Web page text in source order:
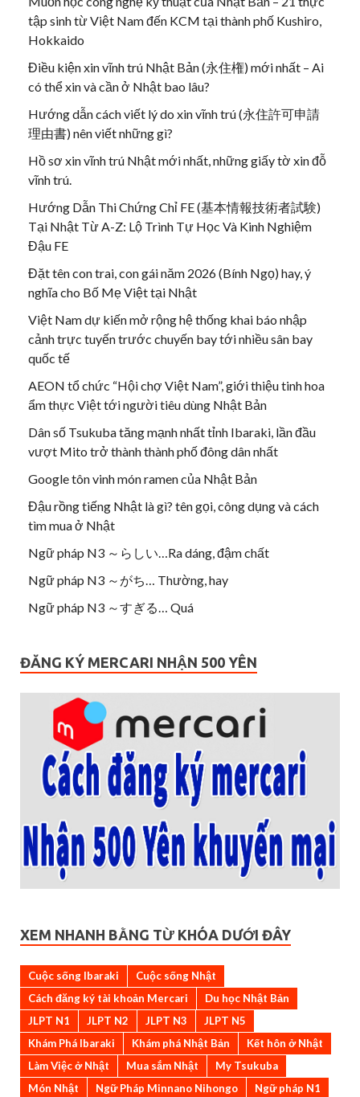
tập sinh từ Việt Nam đến KCM tại thành phố Kushiro,
Hokkaido
Điều kiện xin vĩnh trú Nhật Bản (永住権) mới nhất – Ai
có thể xin và cần ở Nhật bao lâu?
Hướng dẫn cách viết lý do xin vĩnh trú (永住許可申請
理由書) nên viết những gì?
Hồ sơ xin vĩnh trú Nhật mới nhất, những giấy tờ xin đỗ
vĩnh trú.
Hướng Dẫn Thi Chứng Chỉ FE (基本情報技術者試験)
Tại Nhật Từ A-Z: Lộ Trình Tự Học Và Kinh Nghiệm
Đậu FE
Đặt tên con trai, con gái năm 2026 (Bính Ngọ) hay, ý
nghĩa cho Bố Mẹ Việt tại Nhật
Việt Nam dự kiến mở rộng hệ thống khai báo nhập
cảnh trực tuyến trước chuyến bay tới nhiều sân bay
quốc tế
AEON tổ chức “Hội chợ Việt Nam”, giới thiệu tinh hoa
ẩm thực Việt tới người tiêu dùng Nhật Bản
Dân số Tsukuba tăng mạnh nhất tỉnh Ibaraki, lần đầu
vượt Mito trở thành thành phố đông dân nhất
Google tôn vinh món ramen của Nhật Bản
Đậu rồng tiếng Nhật là gì? tên gọi, công dụng và cách
tìm mua ở Nhật
Ngữ pháp N3 ～らしい…Ra dáng, đậm chất
Ngữ pháp N3 ～がち… Thường, hay
Ngữ pháp N3 ～すぎる… Quá
ĐĂNG KÝ MERCARI NHẬN 500 YÊN
XEM NHANH BẰNG TỪ KHÓA DƯỚI ĐÂY
Cuộc sống Ibaraki
Cuộc sống Nhật
Cách đăng ký tài khoản Mercari
Du học Nhật Bản
JLPT N1
JLPT N2 JLPT N3
JLPT N5
Khám Phá Ibaraki
Khám phá Nhật Bản
Kết hôn ở Nhật
Làm Việc ở Nhật
Mua sắm Nhật
My Tsukuba
Món Nhật
Ngữ Pháp Minnano Nihongo
Ngữ pháp N1